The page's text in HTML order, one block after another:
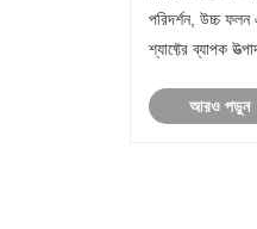
পরিদর্শন, উচ্চ ফলন
শ্যাফ্টের ব্যাপক
আরও পড়ুন